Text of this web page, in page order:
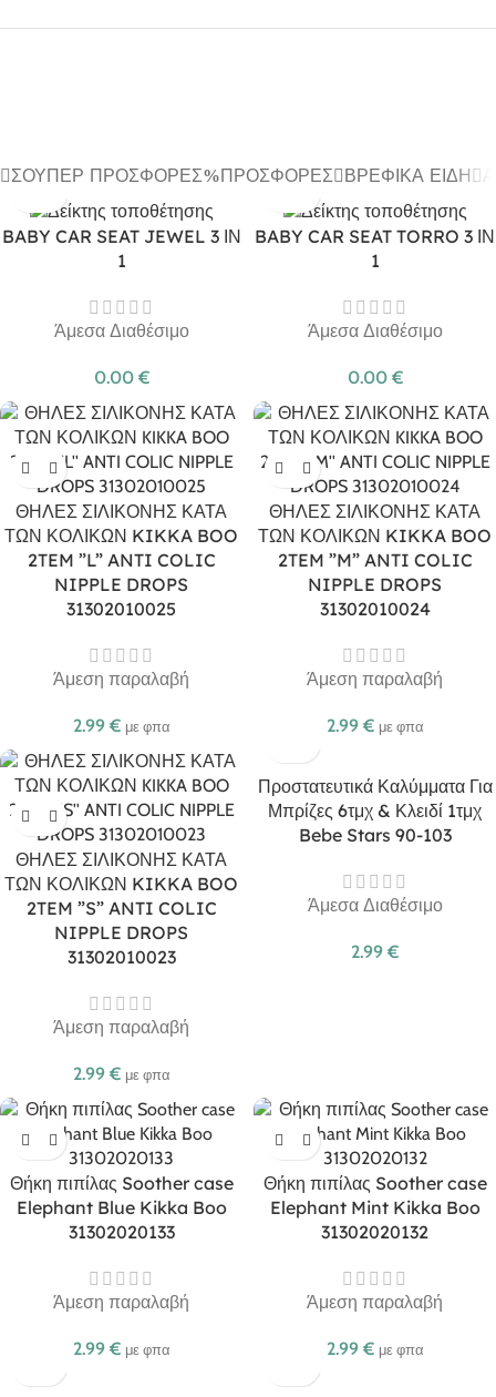
ΣΟΎΠΕΡ ΠΡΟΣΦΟΡΈΣ ΠΡΟΣΦΟΡΈΣ ΒΡΕΦΙΚΆ ΕΊΔΗ
BABY CAR SEAT JEWEL 3 ΙΝ
1
Άμεσα Διαθέσιμο
0.00 €
BABY CAR SEAT TORRO 3 ΙΝ
1
Άμεσα Διαθέσιμο
0.00 €
ΘΗΛΕΣ ΣΙΛΙΚΟΝΗΣ ΚΑΤΑ
ΤΩΝ ΚΟΛΙΚΩΝ KIKKA BOO
2TEM ”L” ANTI COLIC
NIPPLE DROPS
31302010025
Άμεση παραλαβή
2.99 € με φπα
ΘΗΛΕΣ ΣΙΛΙΚΟΝΗΣ ΚΑΤΑ
ΤΩΝ ΚΟΛΙΚΩΝ KIKKA BOO
2TEM ”M” ANTI COLIC
NIPPLE DROPS
31302010024
Άμεση παραλαβή
2.99 € με φπα
ΘΗΛΕΣ ΣΙΛΙΚΟΝΗΣ ΚΑΤΑ
ΤΩΝ ΚΟΛΙΚΩΝ KIKKA BOO
2TEM ”S” ANTI COLIC
NIPPLE DROPS
31302010023
Άμεση παραλαβή
2.99 € με φπα
Προστατευτικά Καλύμματα Για
Μπρίζες 6τμχ & Κλειδί 1τμχ
Bebe Stars 90-103
Άμεσα Διαθέσιμο
2.99 €
Θήκη πιπίλας Soother case
Elephant Blue Kikka Boo
31302020133
Άμεση παραλαβή
2.99 € με φπα
Θήκη πιπίλας Soother case
Elephant Mint Kikka Boo
31302020132
Άμεση παραλαβή
2.99 € με φπα